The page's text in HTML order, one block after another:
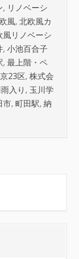
, リノベーシ
風, 北欧風カ
風リノベーシ
, 小池百合子
, 最上階・ペ
23区, 株式会
入り , 玉川学
市, 町田駅, 納